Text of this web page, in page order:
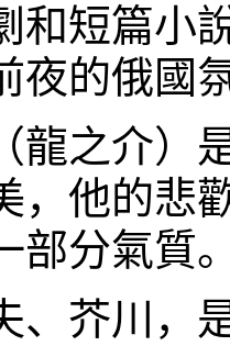
和短篇小
夜的俄國
龍之介）
，他的悲
部分氣質
、芥川，